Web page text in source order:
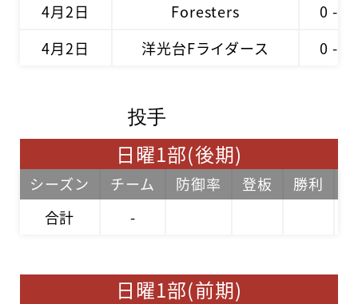
4月2日
Foresters
0 - 3
4月2日
洋光台Fライダース 0 - 8
投手
日曜1部(後期)
シーズン チーム 防御率 登板 勝利
合計
-
日曜1部(前期)